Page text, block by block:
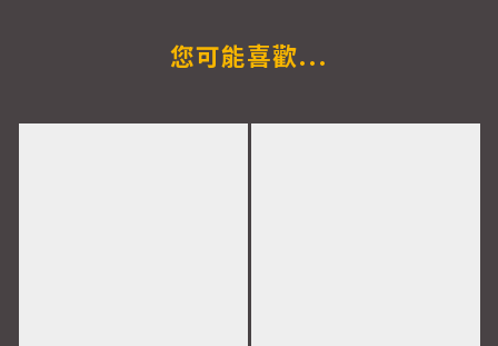
您可能喜歡...